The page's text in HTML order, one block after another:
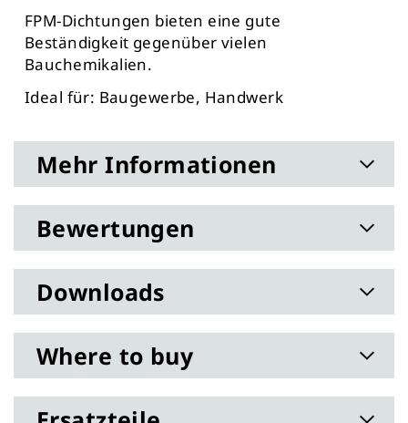
FPM-Dichtungen bieten eine gute
Beständigkeit gegenüber vielen
Bauchemikalien.
Ideal für: Baugewerbe, Handwerk
Mehr Informationen
Bewertungen
Downloads
Where to buy